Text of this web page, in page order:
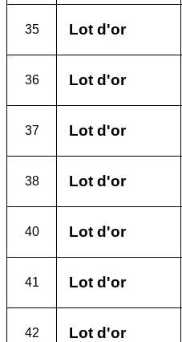
35 Lot d'or
36 Lot d'or
37 Lot d'or
38 Lot d'or
40 Lot d'or
41 Lot d'or
42 Lot d'or